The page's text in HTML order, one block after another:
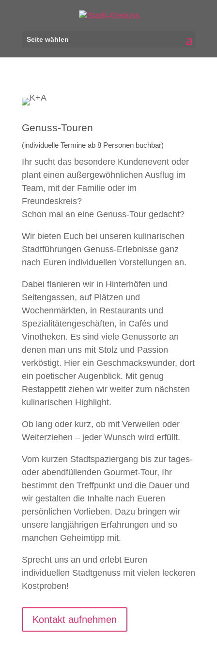
Seite wählen
Genuss-Touren
(individuelle Termine ab 8 Personen buchbar)
Ihr sucht das besondere Kundenevent oder
plant einen außergewöhnlichen Ausflug im
Team, mit der Familie oder im
Freundeskreis?
Schon mal an eine Genuss-Tour gedacht?
Wir bieten Euch bei unseren kulinarischen
Stadtführungen Genuss-Erlebnisse ganz
nach Euren individuellen Vorstellungen an.
Dabei flanieren wir in Hinterhöfen und
Seitengassen, auf Plätzen und
Wochenmärkten, in Restaurants und
Spezialitätengeschäften, in Cafés und
Vinotheken. Es sind viele Genussorte an
denen man uns mit Stolz und Passion
verköstigt. Hier ein Geschmackswunder, dort
ein poetischer Augenblick. Mit genug
Restappetit ziehen wir weiter zum nächsten
kulinarischen Highlight.
Ob lang oder kurz, ob mit Verweilen oder
Weiterziehen – jeder Wunsch wird erfüllt.
Vom kurzen Stadtspaziergang bis zur tages-
oder abendfüllenden Gourmet-Tour, Ihr
bestimmt den Treffpunkt und die Dauer und
wir gestalten die Inhalte nach Eueren
persönlichen Vorlieben. Dazu bringen wir
unsere langjährigen Erfahrungen und so
manchen Geheimtipp mit.
Sprecht uns an und erlebt Euren
individuellen Stadtgenuss mit vielen leckeren
Kostproben!
Kontakt aufnehmen